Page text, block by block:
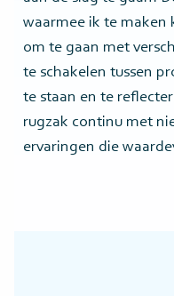
waarmee ik te maken
om te gaan met
te schakelen tussen
te staan en te
rugzak continu met
ervaringen die